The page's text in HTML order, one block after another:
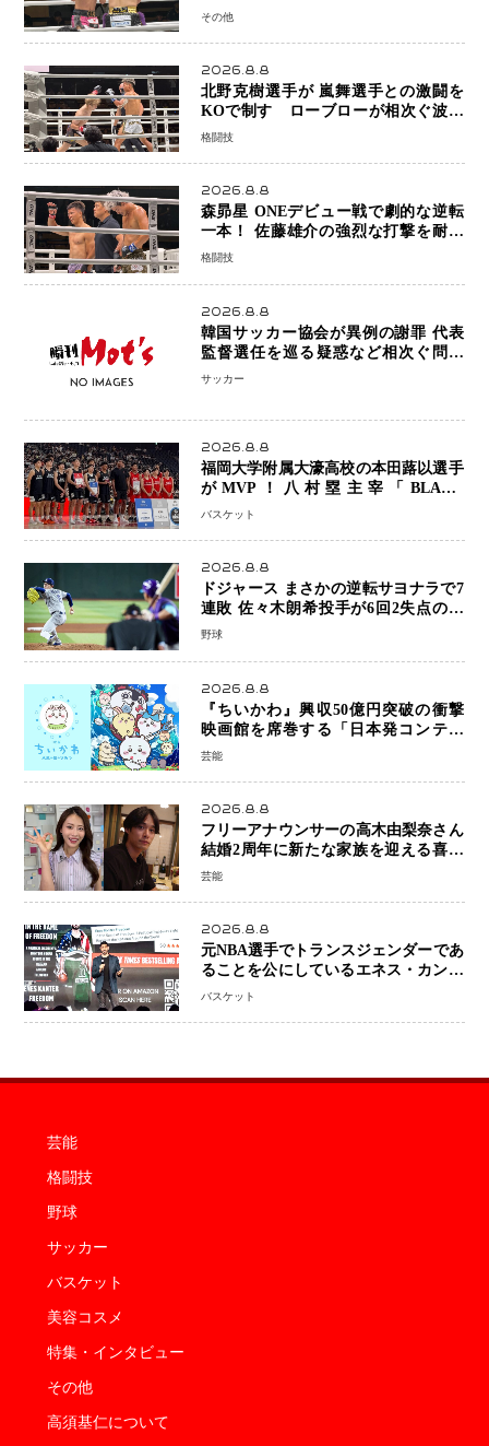
と正確な打撃で判定勝利
その他
2026.8.8
北野克樹選手が 嵐舞選手との激闘を
KOで制す ローブローが相次ぐ波乱
の展開…涙の勝利「生まれてくる娘の
格闘技
2026.8.8
森昴星 ONEデビュー戦で劇的な逆転
一本！ 佐藤雄介の強烈な打撃を耐え
抜き、リアネイキッドチョークで勝利
格闘技
2026.8.8
韓国サッカー協会が異例の謝罪 代表
監督選任を巡る疑惑など相次ぐ問題
「組織の刷新」誓う
サッカー
2026.8.8
福岡大学附属大濠高校の本田蕗以選手
がMVP！八村塁主宰「BLACK
SAMURAI SUMMIT 2026」で存在
バスケット
2026.8.8
ドジャース まさかの逆転サヨナラで7
連敗 佐々木朗希投手が6回2失点の力
投も勝利届かず、大谷翔平は好機で悔
野球
2026.8.8
『ちいかわ』興収50億円突破の衝撃
映画館を席巻する「日本発コンテン
ツ」の強さ スパイダーマン、モアナ
芸能
2026.8.8
フリーアナウンサーの高木由梨奈さん
結婚2周年に新たな家族を迎える喜び
を報告 夫・岸田タツヤさんと連名
芸能
2026.8.8
元NBA選手でトランスジェンダーであ
ることを公にしているエネス・カンタ
ーがWNBAドラフト参戦を表明「参加
の背景に女子スポーツを巡る議論
バスケット
芸能
格闘技
野球
サッカー
バスケット
美容コスメ
特集・インタビュー
その他
高須基仁について